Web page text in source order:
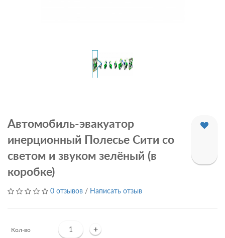
Автомобиль-эвакуатор
инерционный Полесье Сити со
светом и звуком зелёный (в
коробке)
0 отзывов / Написать отзыв
Кол-во +